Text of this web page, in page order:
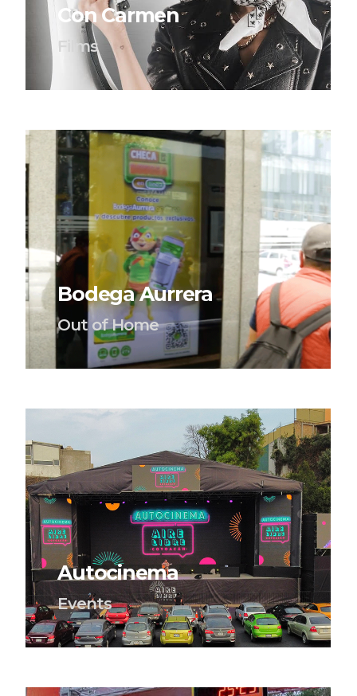
Con Carmen
Films
Bodega Aurrera
Out of Home
Autocinema
Events